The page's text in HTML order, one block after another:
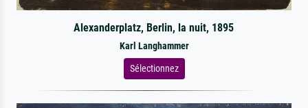
Alexanderplatz, Berlin, la nuit, 1895
Karl Langhammer
Sélectionnez